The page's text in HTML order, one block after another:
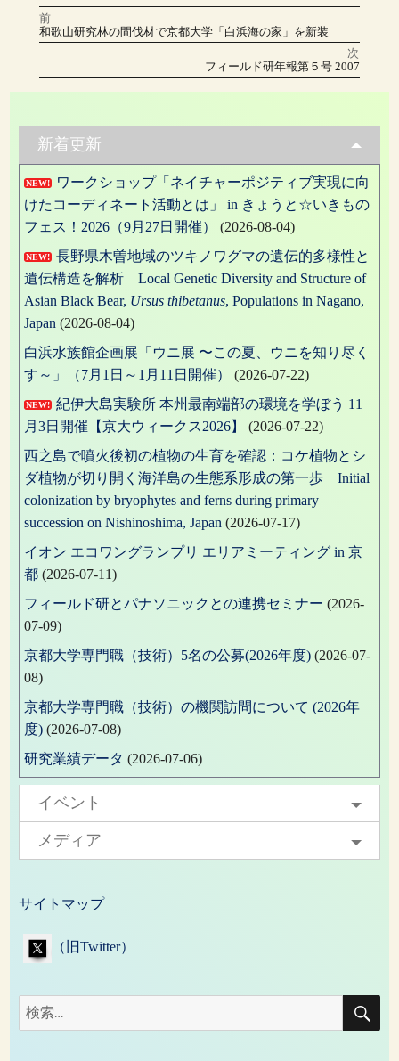
稿
日:
テ
ゴ
リ
グ
投
ナ
ゲ
ー
シ
ョ
ン
前
前
の
和歌山研究林の間伐材で京都大学「白浜海の家」を新装
次
の
フィールド研年報第５号 2007
新着更新
NEW!
ワークショップ「ネイチャーポジティブ実現に向
けたコーディネート活動とは」 in きょうと☆いきもの
フェス！2026（9月27日開催）
(2026-08-04)
NEW!
長野県木曽地域のツキノワグマの遺伝的多様性と
遺伝構造を解析 Local Genetic Diversity and Structure of
Asian Black Bear, Ursus thibetanus, Populations in Nagano,
Japan (2026-08-04)
白浜水族館企画展「ウニ展 〜この夏、ウニを知り尽く
す～」（7月1日～1月11日開催）
(2026-07-22)
NEW!
紀伊大島実験所 本州最南端部の環境を学ぼう 11
月3日開催【京大ウィークス2026】
(2026-07-22)
西之島で噴火後初の植物の生育を確認：コケ植物とシ
ダ植物が切り開く海洋島の生態系形成の第一歩 Initial
colonization by bryophytes and ferns during primary
succession on Nishinoshima, Japan (2026-07-17)
イオン エコワングランプリ エリアミーティング in 京
都 (2026-07-11)
フィールド研とパナソニックとの連携セミナー (2026-
07-09)
京都大学専門職（技術）5名の公募(2026年度) (2026-07-
08)
京都大学専門職（技術）の機関訪問について (2026年
度) (2026-07-08)
研究業績データ (2026-07-06)
イベント
メディア
サイトマップ
（旧Twitter）
検
索:
検